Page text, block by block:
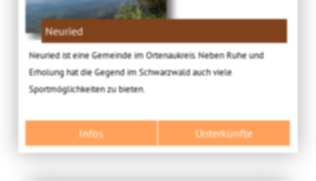
Neuried
Neuried ist eine Gemeinde im Ortenaukreis. Neben Ruhe und
Erholung hat die Gegend im Schwarzwald auch viele
Sportmöglichkeiten zu bieten.
Infos Unterkünfte